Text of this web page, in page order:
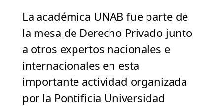
La académica UNAB fue parte de
la mesa de Derecho Privado junto
a otros expertos nacionales e
internacionales en esta
importante actividad organizada
por la Pontificia Universidad